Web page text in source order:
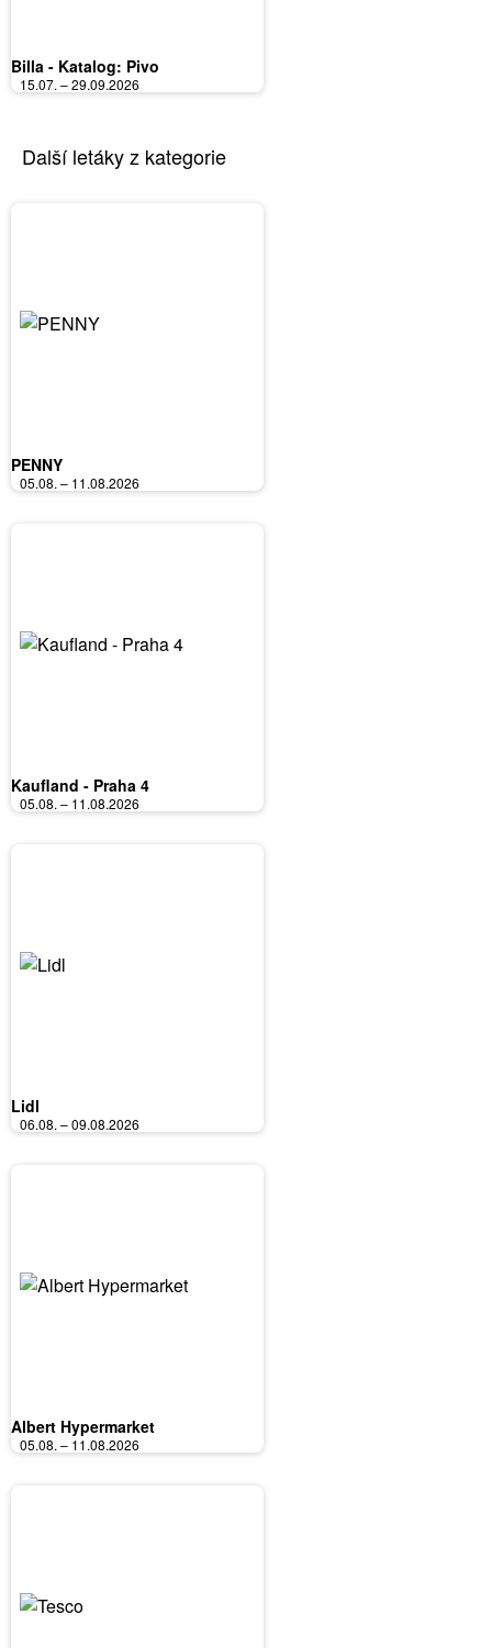
Billa - Katalog: Pivo
15.07. – 29.09.2026
Další letáky z kategorie
PENNY
05.08. – 11.08.2026
Kaufland - Praha 4
05.08. – 11.08.2026
Lidl
06.08. – 09.08.2026
Albert Hypermarket
05.08. – 11.08.2026